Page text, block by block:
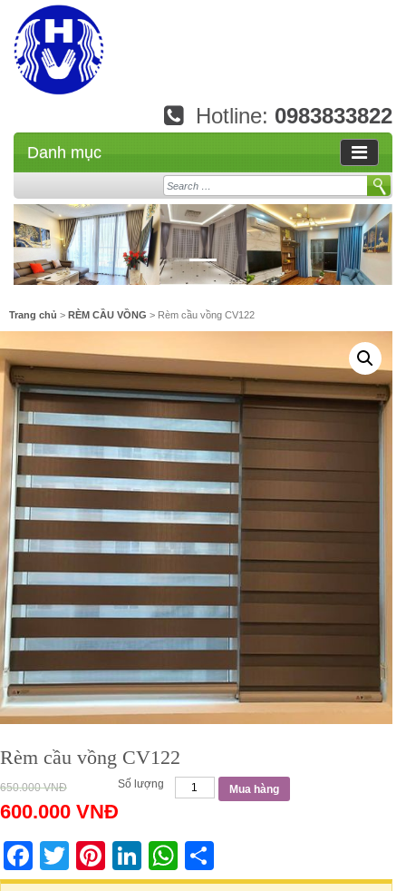
Hotline: 0983833822
Danh mục
Search
Trang chủ > RÈM CẦU VỒNG > Rèm cầu vồng CV122
Rèm cầu vồng CV122
650.000VNĐ
600.000 VNĐ
Số lượng Mua hàng
Facebook
TwitterPinterest
LinkedIn
WhatsApp